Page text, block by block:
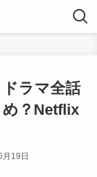
ドラマ全話
め？Netflix
19日